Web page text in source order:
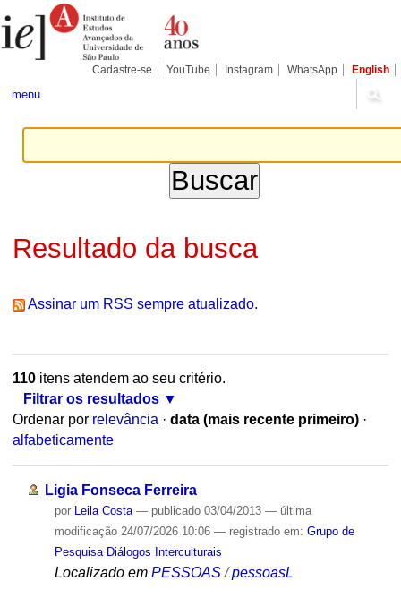
para
conteúdo.
Pessoais
Cadastre-se YouTube Instagram WhatsApp English
menu
Resultado da busca
Assinar um RSS sempre atualizado.
110itens atendem ao seu critério.
Filtrar os resultados
Ordenar por relevância · data (mais recente primeiro) ·
alfabeticamente
Ligia Fonseca Ferreira
por Leila Costa — publicado03/04/2013 — última
modificação24/07/2026 10:06 — registrado em: Grupo de
Pesquisa Diálogos Interculturais
Localizado em PESSOAS /pessoasL